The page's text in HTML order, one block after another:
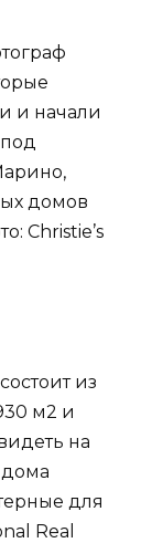
и начали
домов
Christie’s
из
м2 и
на
дома
для
Real